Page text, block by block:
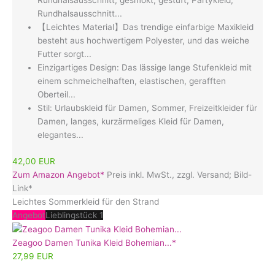
Rundhalsausschnitt...
【Leichtes Material】Das trendige einfarbige Maxikleid
besteht aus hochwertigem Polyester, und das weiche
Futter sorgt...
Einzigartiges Design: Das lässige lange Stufenkleid mit
einem schmeichelhaften, elastischen, gerafften
Oberteil...
Stil: Urlaubskleid für Damen, Sommer, Freizeitkleider für
Damen, langes, kurzärmeliges Kleid für Damen,
elegantes...
42,00 EUR
Zum Amazon Angebot* Preis inkl. MwSt., zzgl. Versand; Bild-
Link*
Leichtes Sommerkleid für den Strand
AngebotLieblingstück 1
Zeagoo Damen Tunika Kleid Bohemian...*
27,99 EUR